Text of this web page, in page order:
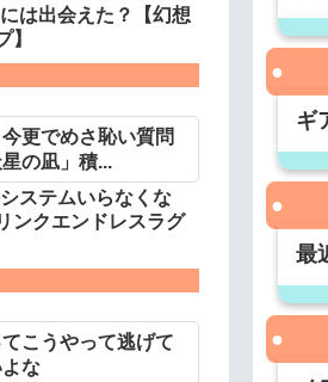
ギ
最
は出会えた？【幻想
】
更でめさ恥い質問
の凪」積...
ステムいらなくな
ンクエンドレスラグ
こうやって逃げて
な